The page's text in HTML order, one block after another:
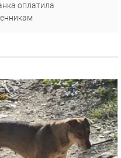
оплатила